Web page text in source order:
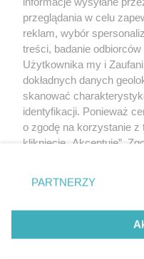
KATEGORIE
OGŁOSZENIA
WYDARZENIA
NA SKRÓTY
przeglądania w celu
reklam, wybór
treści, badanie
Użytkownika my i
dokładnych danych
skanować
identyfikacji. Ponieważ
o zgodę na korzystanie z
kliknięcie „Akceptuję”.
prywatności znajdujący
. Niektóre rodzaje
zgody użytkownika, ale
takiemu przetwarzaniu.
zastosowania tylko na tej
PARTNERZY